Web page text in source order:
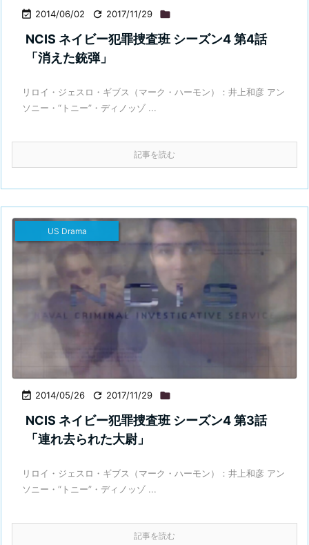
 2014/06/02  2017/11/29 
NCIS ネイビー犯罪捜査班 シーズン4 第4話
「消えた銃弾」
リロイ・ジェスロ・ギブス（マーク・ハーモン）：井上和彦 アン
ソニー・“トニー”・ディノッゾ ...
記事を読む
 2014/05/26  2017/11/29 
US Drama
NCIS ネイビー犯罪捜査班 シーズン4 第3話
「連れ去られた大尉」
リロイ・ジェスロ・ギブス（マーク・ハーモン）：井上和彦 アン
ソニー・“トニー”・ディノッゾ ...
記事を読む